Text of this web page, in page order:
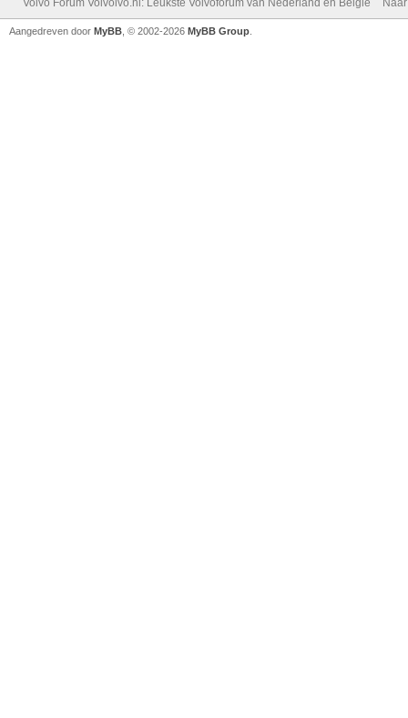
Volvo Forum Volvolvo.nl: Leukste Volvoforum van Nederland en België
Aangedreven door MyBB , © 2002-2026 MyBB Group